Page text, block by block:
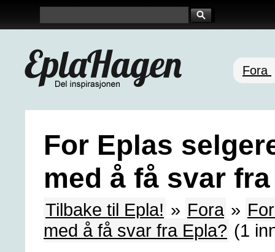
Fora
For Eplas
med å få svar
Tilbake til Epla! » Fora »
med å få svar fra Epla? (1